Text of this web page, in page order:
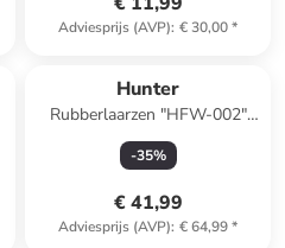
Adviesprijs (AVP): € 30,00*
Hunter
Rubberlaarzen "HFW-002"
zwart
-35%
€ 41,99
Adviesprijs (AVP): € 64,99*